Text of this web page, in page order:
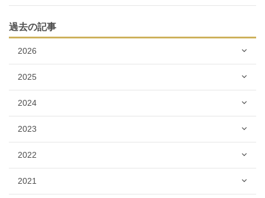
過去の記事
2026
2025
2024
2023
2022
2021